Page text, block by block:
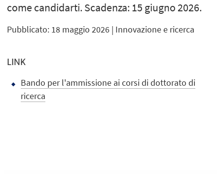
come candidarti. Scadenza: 15 giugno 2026.
Pubblicato: 18 maggio 2026 | Innovazione e ricerca
LINK
Bando per l'ammissione ai corsi di dottorato di
ricerca